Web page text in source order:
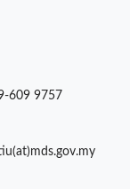
609 9757